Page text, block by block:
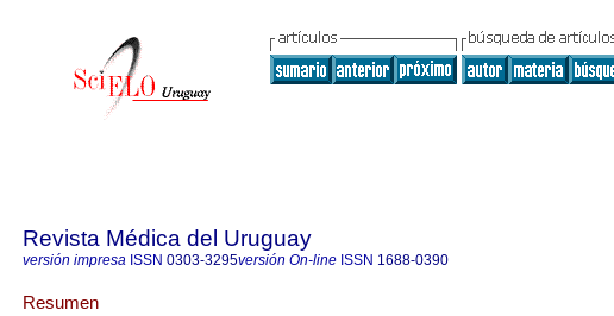
Revista Médica del Uruguay
versión impresa ISSN 0303-3295versión On-line ISSN 1688-0390
Resumen